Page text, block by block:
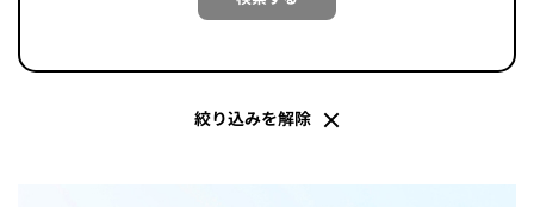
はい
絞り込みを解除